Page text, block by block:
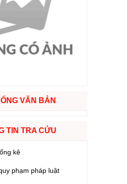
dân các cấp nhiệm kỳ 2026 - 2031
VĂN BẢN
TIN TRA CỨU
kê
phạm pháp luật